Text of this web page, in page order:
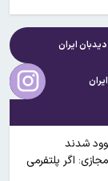
دیدبان ایران
شدند
اگر پلتفرمی